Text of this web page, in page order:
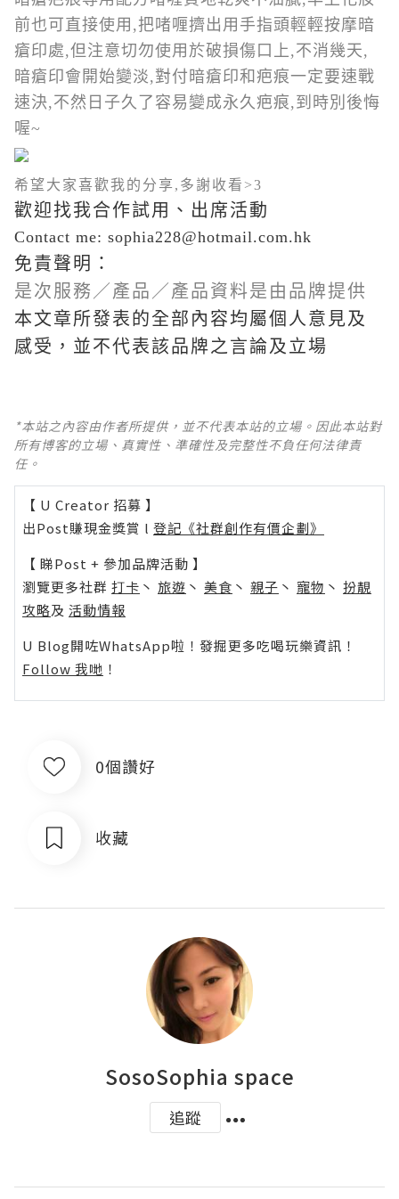
前也可直接使用,把啫喱擠出用手指頭輕輕按摩暗
瘡印處,但注意切勿使用於破損傷口上,不消幾天,
暗瘡印會開始變淡,對付暗瘡印和疤痕一定要速戰
速決,不然日子久了容易變成永久疤痕,到時別後悔
喔~
希望大家喜歡我的分享,多謝收看>3
歡迎找我合作試用、出席活動
Contact me: sophia228@hotmail.com.hk
免責聲明：
是次服務／產品／產品資料是由品牌提供
本文章所發表的全部內容均屬個人意見及
感受，並不代表該品牌之言論及立場
*本站之內容由作者所提供，並不代表本站的立場。因此本站對
所有博客的立場、真實性、準確性及完整性不負任何法律責
任。
【 U Creator 招募 】
出Post賺現金獎賞 l 登記《社群創作有價企劃》
【 睇Post + 參加品牌活動 】
瀏覽更多社群 打卡 丶 旅遊 丶 美食 丶 親子 丶 寵物 丶 扮靚
攻略及 活動情報
U Blog開咗WhatsApp啦！發掘更多吃喝玩樂資訊！
Follow 我哋 ！
0個讚好
收藏
SosoSophia space
追蹤